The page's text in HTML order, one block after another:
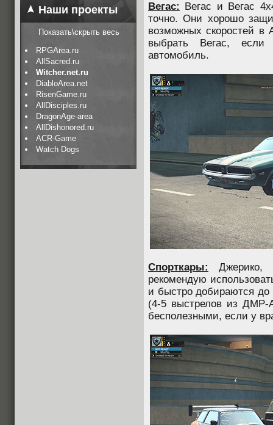
Наши проекты
Показать\скрыть весь
RPGArea.ru
AllSacred.ru
Witcher.net.ru
DiabloArea.net
RisenGame.ru
AllDisciples.ru
DragonAge-area
AllDishonored.ru
ACR-Game
Watch Dogs
Вегас:
Вегас и Вегас
точно. Они хорошо
возможных скоростей в
выбрать Вегас, если
автомобиль.
Спорткары:
рекомендую
и быстро добираются до
(4-5 выстрелов из
бесполезными, если у